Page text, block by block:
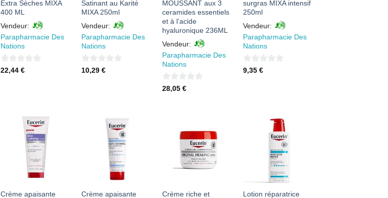
Extra Sèches MIXA
400 ML
Vendeur:
Parapharmacie Des
Nations
0
22,44 €
Satinant au Karité
MIXA 250ml
Vendeur:
Parapharmacie Des
Nations
0
10,29 €
MOUSSANT aux 3
ceramides essentiels
et à l’acide
hyaluronique 236ML
Vendeur:
Parapharmacie Des
Nations
0
28,05 €
surgras MIXA intensif
250ml
Vendeur:
Parapharmacie Des
Nations
0
9,35 €
AJOUTER
À MES
FAVORIS
Crème apaisante
AJOUTER
À MES
Crème apaisante
AJOUTER
À MES
FAVORIS
Crème riche et
AJOUTER
À MES
FAVORIS
Lotion réparatrice